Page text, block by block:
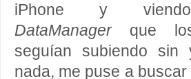
iPhone y
DataManagerque
seguían subiendo sin
nada, me puse a